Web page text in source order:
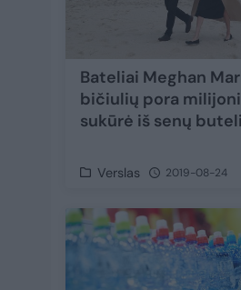
Bateliai Meghan
bičiulių pora
sukūrė iš senų
Verslas 2019-08-24